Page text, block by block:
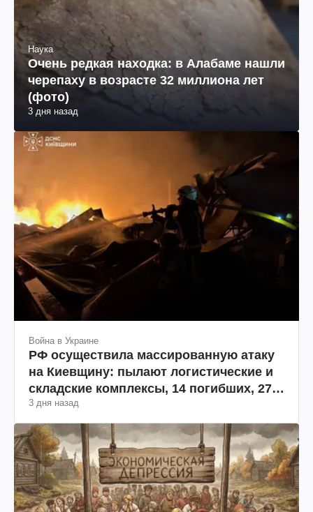
Наука
Очень редкая находка: в Алабаме нашли
черепаху в возрасте 32 миллиона лет
(фото)
3 дня назад
Война в Украине
РФ осуществила массированную атаку
на Киевщину: пылают логистические и
складские комплексы, 14 погибших, 27
раненых (фото, видео)
3 дня назад